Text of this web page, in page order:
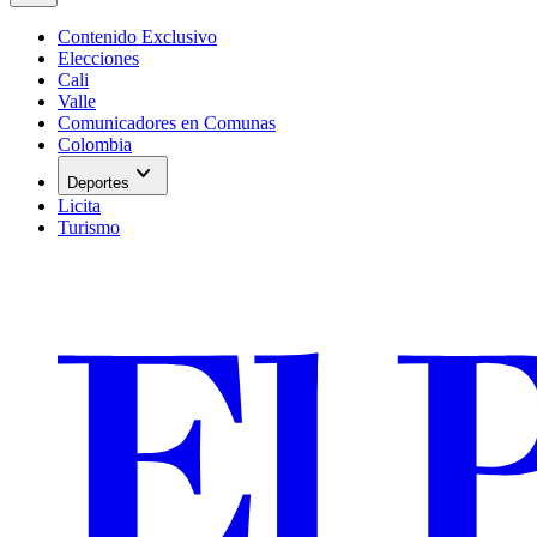
Contenido Exclusivo
Elecciones
Cali
Valle
Comunicadores en Comunas
Colombia
Deportes expand_more
Licita
Turismo